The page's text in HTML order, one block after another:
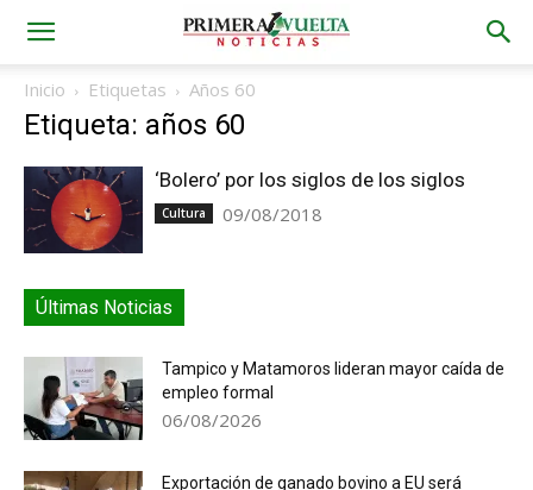
Inicio Etiquetas Años 60
Etiqueta: años 60
‘Bolero’ por los siglos de los siglos
Cultura 09/08/2018
Últimas Noticias
Tampico y Matamoros lideran mayor caída de
empleo formal
06/08/2026
Exportación de ganado bovino a EU será